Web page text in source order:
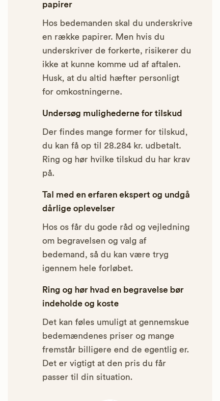
papirer
Hos bedemanden skal du underskrive
en række papirer. Men hvis du
underskriver de forkerte, risikerer du
ikke at kunne komme ud af aftalen.
Husk, at du altid hæfter personligt
for omkostningerne.
Undersøg mulighederne for tilskud
Der findes mange former for tilskud,
du kan få op til 28.284 kr. udbetalt.
Ring og hør hvilke tilskud du har krav
på.
Tal med en erfaren ekspert og undgå
dårlige oplevelser
Hos os får du gode råd og vejledning
om begravelsen og valg af
bedemand, så du kan være tryg
igennem hele forløbet.
Ring og hør hvad en begravelse bør
indeholde og koste
Det kan føles umuligt at gennemskue
bedemændenes priser og mange
fremstår billigere end de egentlig er.
Det er vigtigt at den pris du får
passer til din situation.